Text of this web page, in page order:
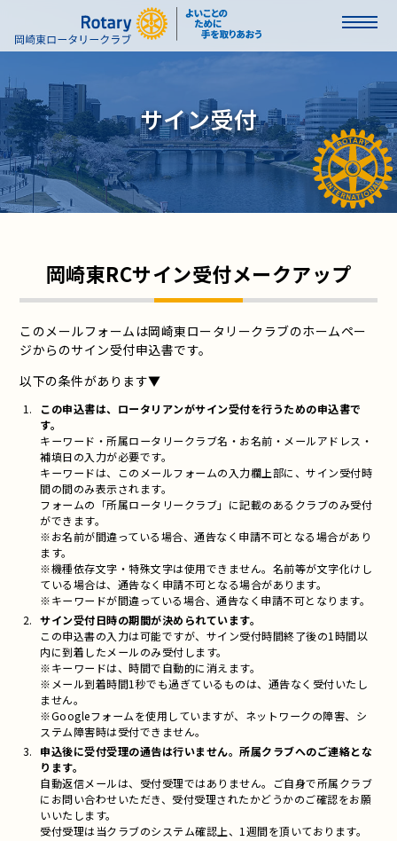
サイン受付
岡崎東RCサイン受付メークアップ
このメールフォームは岡崎東ロータリークラブのホームペー
ジからのサイン受付申込書です。
以下の条件があります▼
この申込書は、ロータリアンがサイン受付を行うための申込書で
す。
キーワード・所属ロータリークラブ名・お名前・メールアドレス・
補填日の入力が必要です。
キーワードは、このメールフォームの入力欄上部に、サイン受付時
間の間のみ表示されます。
フォームの「所属ロータリークラブ」に記載のあるクラブのみ受付
ができます。
※お名前が間違っている場合、通告なく申請不可となる場合があり
ます。
※機種依存文字・特殊文字は使用できません。名前等が文字化けし
ている場合は、通告なく申請不可となる場合があります。
※キーワードが間違っている場合、通告なく申請不可となります。
サイン受付日時の期間が決められています。
この申込書の入力は可能ですが、サイン受付時間終了後の1時間以
内に到着したメールのみ受付します。
※キーワードは、時間で自動的に消えます。
※メール到着時間1秒でも過ぎているものは、通告なく受付いたし
ません。
※Googleフォームを使用していますが、ネットワークの障害、シ
ステム障害時は受付できません。
申込後に受付受理の通告は行いません。所属クラブへのご連絡とな
ります。
自動返信メールは、受付受理ではありません。ご自身で所属クラブ
にお問い合わせいただき、受付受理されたかどうかのご確認をお願
いいたします。
受付受理は当クラブのシステム確認上、1週間を頂いております。